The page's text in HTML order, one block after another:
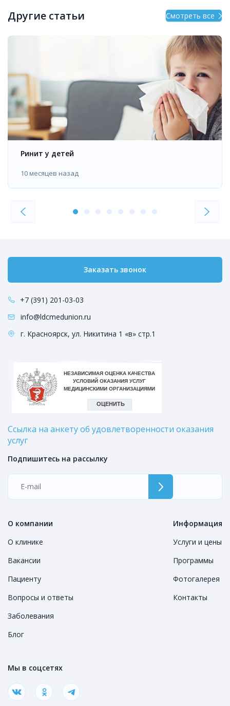
Другие статьи Смотреть все
Ринит у детей
10 месяцев назад
Заказать звонок
+7 (391) 201-03-03
info@ldcmedunion.ru
г. Красноярск, ул. Никитина 1 «в» стр.1
Ссылка на анкету об удовлетворенности оказания
услуг
О компании
О клинике
Вакансии
Пациенту
Вопросы и ответы
Заболевания
Блог
Информация
Услуги и цены
Программы
Фотогалерея
Контакты
Подпишитесь на рассылку
Мы в соцсетях